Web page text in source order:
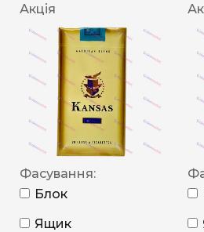
Акція
Фасування:
Блок
Ящик